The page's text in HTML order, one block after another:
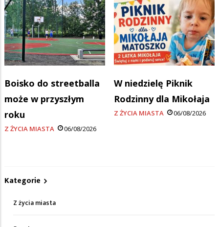
Boisko do streetballa
może w przyszłym
roku
Z ŻYCIA MIASTA 06/08/2026
W niedzielę Piknik
Rodzinny dla Mikołaja
Z ŻYCIA MIASTA 06/08/2026
Kategorie
Z życia miasta